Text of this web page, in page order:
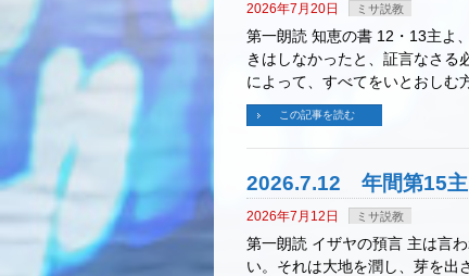
2026年7月20日 ミサ説教
第一朗読 知恵の書 12・13主よ
きはしなかったと、証言なさる
によって、すべてをいとおしむ
この記事を読む
2026.7.12 年間第15
2026年7月12日 ミサ説教
第一朗読 イザヤの預言 主は言
い。それは大地を潤し、芽を出